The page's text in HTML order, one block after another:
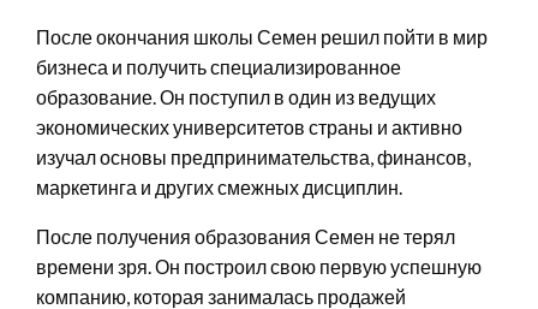
После окончания школы Семен решил пойти в мир
бизнеса и получить специализированное
образование. Он поступил в один из ведущих
экономических университетов страны и активно
изучал основы предпринимательства, финансов,
маркетинга и других смежных дисциплин.
После получения образования Семен не терял
времени зря. Он построил свою первую успешную
компанию, которая занималась продажей